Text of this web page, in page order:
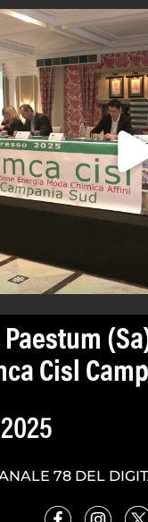
Cisl
78 DEL